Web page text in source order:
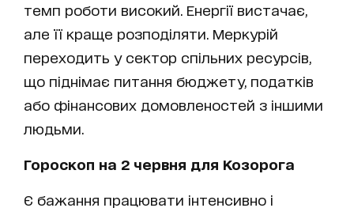
темп роботи високий. Енергії вистачає,
але її краще розподіляти. Меркурій
переходить у сектор спільних ресурсів,
що піднімає питання бюджету, податків
або фінансових домовленостей з іншими
людьми.
Гороскоп на 2 червня для Козорога
Є бажання працювати інтенсивно і